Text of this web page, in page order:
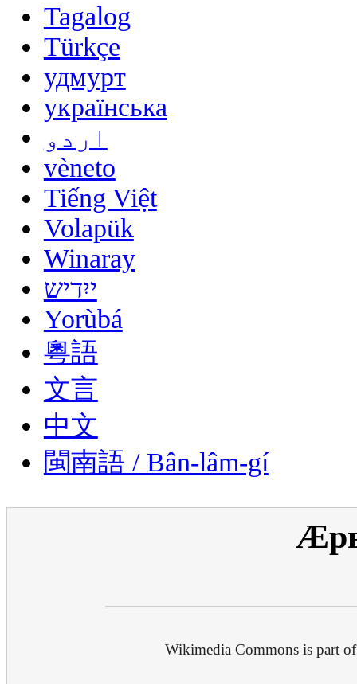
Tagalog
Türkçe
удмурт
українська
اردو
vèneto
Tiếng Việt
Volapük
Winaray
ייִדיש
Yorùbá
粵語
文言
中文
閩南語 / Bân-lâm-gí
Wikimedia Commons is part